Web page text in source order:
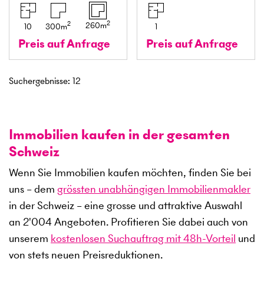
10 300m2 260m2
Preis auf Anfrage
1
Preis auf Anfrage
Suchergebnisse: 12
Immobilien kaufen in der gesamten
Schweiz
Wenn Sie Immobilien kaufen möchten, finden Sie bei
uns – dem grössten unabhängigen Immobilienmakler
in der Schweiz – eine grosse und attraktive Auswahl
an 2'004Angeboten. Profitieren Sie dabei auch von
unserem kostenlosen Suchauftrag mit 48h-Vorteil und
von stets neuen Preisreduktionen.